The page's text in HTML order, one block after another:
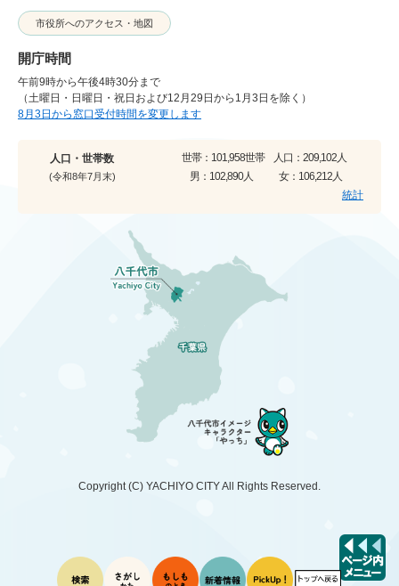
市役所へのアクセス・地図
開庁時間
午前9時から午後4時30分まで
（土曜日・日曜日・祝日および12月29日から1月3日を除く）
8月3日から窓口受付時間を変更します
人口・世帯数
(令和8年7月末)
世帯： 101,958世帯 人口： 209,102人
男： 102,890人 女： 106,212人
統計
Copyright (C) YACHIYO CITYAll Rights Reserved.